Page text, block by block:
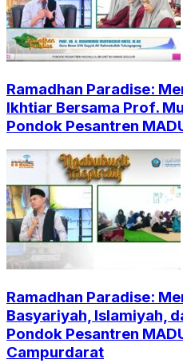
Ramadhan Paradise:
Ikhtiar Bersama Prof.
Pondok Pesantren
Ramadhan Paradise:
Basyariyah, Islamiyah,
Pondok Pesantren
Campurdarat